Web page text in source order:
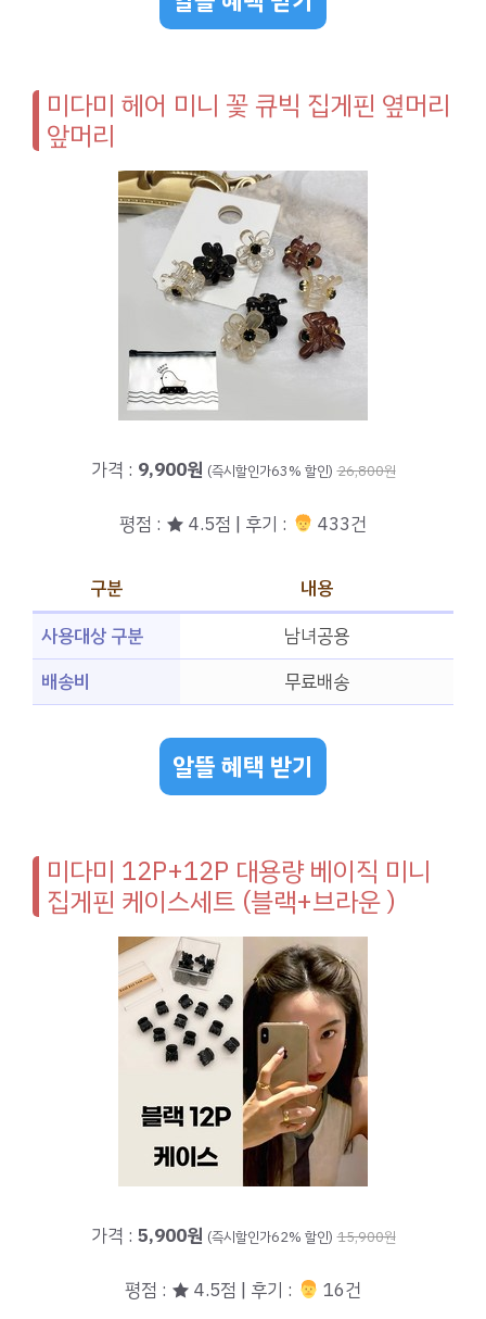
미다미 헤어 미니 꽃 큐빅 집게핀 옆머리
앞머리
가격 : 9,900원 (즉시할인가63% 할인) 26,800원
평점 : ★ 4.5점 | 후기 : 433건
구분
내용
사용대상 구분
남녀공용
배송비
무료배송
알뜰 혜택 받기
미다미 12P+12P 대용량 베이직 미니
집게핀 케이스세트 (블랙+브라운 )
가격 : 5,900원 (즉시할인가62% 할인) 15,900원
평점 : ★ 4.5점 | 후기 : ‍‍ 16건